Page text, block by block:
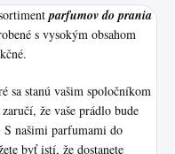
parfumov do prania
s vysokým obsahom
sa stanú vašim spoločníkom
že vaše prádlo bude
S našimi parfumami do
byť istí, že dostanete